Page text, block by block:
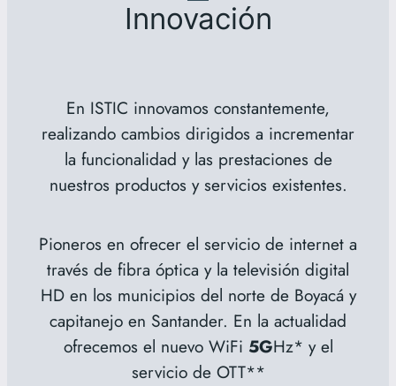
Innovación
En ISTIC innovamos constantemente,
realizando cambios dirigidos a incrementar
la funcionalidad y las prestaciones de
nuestros productos y servicios existentes.
Pioneros en ofrecer el servicio de internet a
través de fibra óptica y la televisión digital
HD en los municipios del norte de Boyacá y
capitanejo en Santander. En la actualidad
ofrecemos el nuevo WiFi 5GHz* y el
servicio de OTT**